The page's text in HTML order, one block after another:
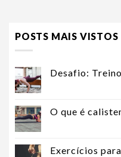
POSTS MAIS VISTOS
Desafio:
O que é
Exercícios